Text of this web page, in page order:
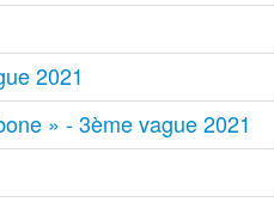
2021
» - 3ème vague 2021